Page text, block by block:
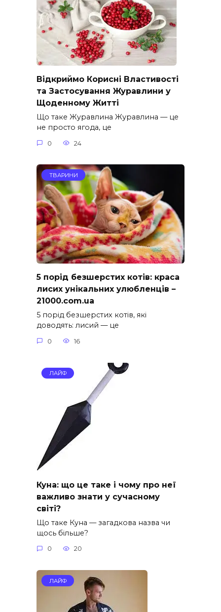
Відкриймо Корисні Властивості
та Застосування Журавлини у
Щоденному Житті
Що таке Журавлина Журавлина — це
не просто ягода, це
0 24
ТВАРИНИ
5 порід безшерстих котів: краса
лисих унікальних улюбленців –
21000.com.ua
5 порід безшерстих котів, які
доводять: лисий — це
0 16
ЛАЙФ
Куна: що це таке і чому про неї
важливо знати у сучасному
світі?
Що таке Куна — загадкова назва чи
щось більше?
0 20
ЛАЙФ